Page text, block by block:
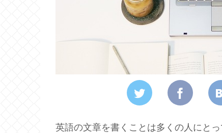
英語の文章を書くことは多くの人にと